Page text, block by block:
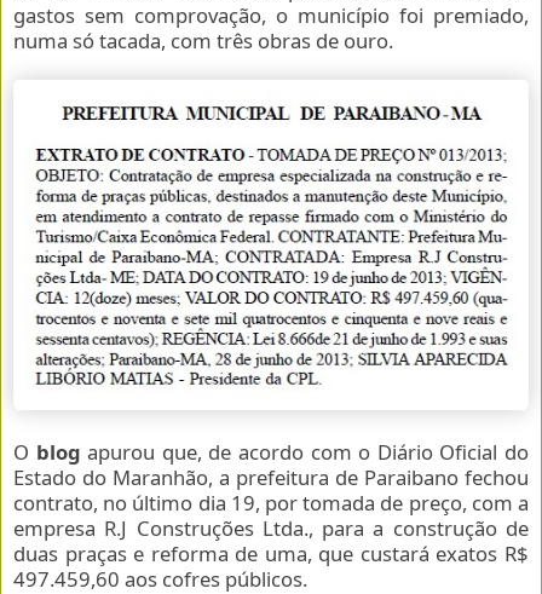
gastos sem comprovação, o município foi premiado,
numa só tacada, com três obras de ouro.
O blog apurou que, de acordo com o Diário Oficial do
Estado do Maranhão, a prefeitura de Paraibano fechou
contrato, no último dia 19, por tomada de preço, com a
empresa R.J Construções Ltda., para a construção de
duas praças e reforma de uma, que custará exatos R$
497.459,60 aos cofres públicos.